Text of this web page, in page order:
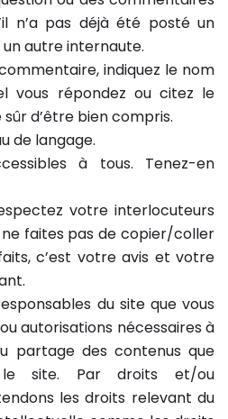
n’a pas déjà été posté un
autre internaute.
indiquez le nom
vous répondez ou citez le
d’être bien compris.
de langage.
à tous. Tenez-en
votre interlocuteurs
faites pas de copier/coller
c’est votre avis et votre
du site que vous
autorisations nécessaires à
partage des contenus que
site. Par droits et/ou
les droits relevant du